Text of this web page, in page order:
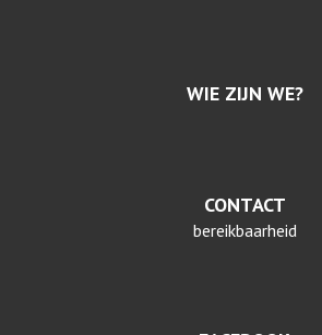
WIE ZIJN WE?
CONTACT
bereikbaarheid